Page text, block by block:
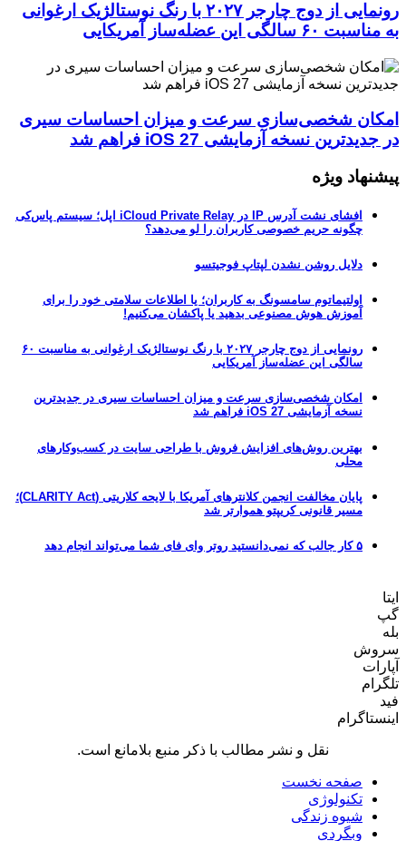
رونمایی از دوج چارجر ۲۰۲۷ با رنگ نوستالژیک ارغوانی
به مناسبت ۶۰ سالگی این عضله‌ساز آمریکایی
امکان شخصی‌سازی سرعت و میزان احساسات سیری
در جدیدترین نسخه آزمایشی iOS 27 فراهم شد
پیشنهاد ویژه
افشای نشت آدرس IP در iCloud Private Relay اپل؛ سیستم پاس‌کی
چگونه حریم خصوصی کاربران را لو می‌دهد؟
دلایل روشن نشدن لپتاپ فوجیتسو
اولتیماتوم سامسونگ به کاربران؛ یا اطلاعات سلامتی خود را برای
آموزش هوش مصنوعی بدهید یا پاکشان می‌کنیم!
رونمایی از دوج چارجر ۲۰۲۷ با رنگ نوستالژیک ارغوانی به مناسبت ۶۰
سالگی این عضله‌ساز آمریکایی
امکان شخصی‌سازی سرعت و میزان احساسات سیری در جدیدترین
نسخه آزمایشی iOS 27 فراهم شد
بهترین روش‌های افزایش فروش با طراحی سایت در کسب‌وکارهای
محلی
پایان مخالفت انجمن کلانترهای آمریکا با لایحه کلاریتی (CLARITY Act)؛
مسیر قانونی کریپتو هموارتر شد
۵ کار جالب که نمی‌دانستید روتر وای فای شما می‌تواند انجام دهد
ایتا
گپ
بله
سروش
آپارات
تلگرام
فید
اینستاگرام
نقل و نشر مطالب با ذکر منبع بلامانع است.
صفحه نخست
تکنولوژی
شیوه زندگی
وبگردی